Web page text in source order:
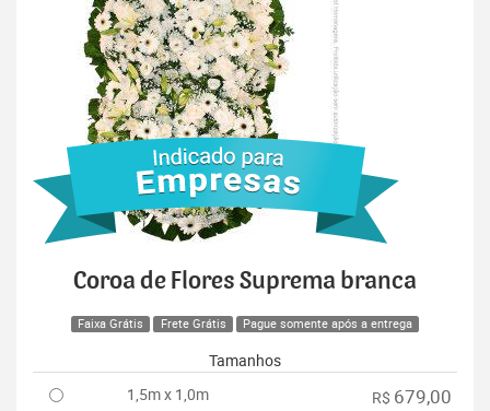
Coroa de Flores Suprema branca
Faixa Grátis Frete Grátis Pague somente após a entrega
Tamanhos
1,5m x 1,0m
R$ 679,00